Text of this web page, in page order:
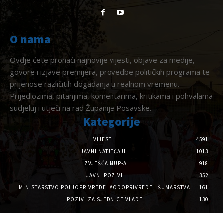
O nama
Ovdje ćete pronaći najnovije vijesti, objave za medije,
govore i izjave premijera, provedbe političkih programa te
prijenose različitih događanja u realnom vremenu.
Prijedlozima, pitanjima, komentarima, kritikama i pohvalama
sudjeluj i utječi na rad Županije Posavske.
Kategorije
VIJESTI
4591
JAVNI NATJEČAJI
1013
IZVJEŠĆA MUP-A
918
JAVNI POZIVI
352
MINISTARSTVO POLJOPRIVREDE, VODOPRIVREDE I ŠUMARSTVA
161
POZIVI ZA SJEDNICE VLADE
130